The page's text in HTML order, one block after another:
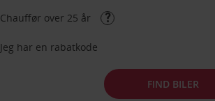
Chauffør over 25 år
Jeg har en rabatkode
FIND BILER